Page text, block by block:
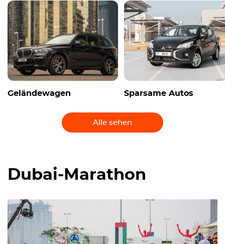
Geländewagen Sparsame Autos
Alle sehen
Dubai-Marathon